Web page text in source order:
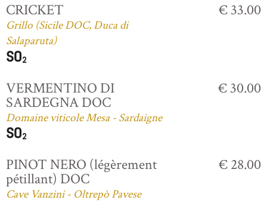
CRICKET
Grillo (Sicile DOC, Duca di
Salaparuta)
€ 33.00
VERMENTINO DI
SARDEGNA DOC
Domaine viticole Mesa - Sardaigne
€ 30.00
PINOT NERO (légèrement
pétillant) DOC
Cave Vanzini - Oltrepò Pavese
€ 28.00